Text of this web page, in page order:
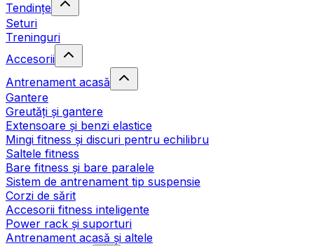
Tendințe
Seturi
Treninguri
Accesorii
Antrenament acasă
Gantere
Greutăți și gantere
Extensoare și benzi elastice
Mingi fitness și discuri pentru echilibru
Saltele fitness
Bare fitness și bare paralele
Sistem de antrenament tip suspensie
Corzi de sărit
Accesorii fitness inteligente
Power rack și suporturi
Antrenament acasă și altele